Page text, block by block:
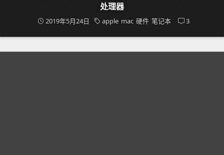
处理器
2019年5月24日 apple mac 硬件 笔记本 3